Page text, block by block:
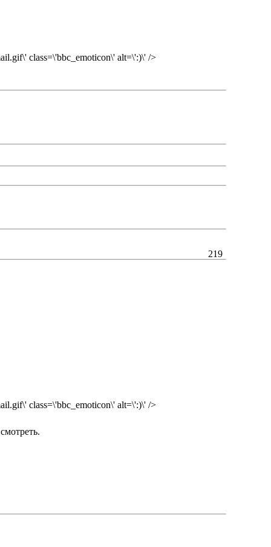
class=\'bbc_emoticon\' alt=\':)\' />
219
class=\'bbc_emoticon\' alt=\':)\' />